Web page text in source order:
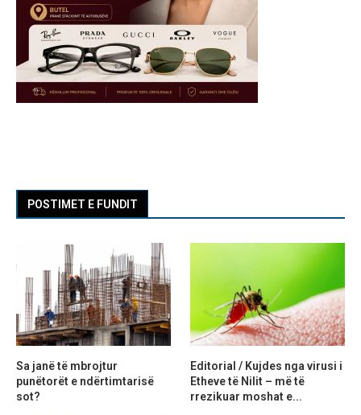
POSTIMET E FUNDIT
Sa janë të mbrojtur
punëtorët e ndërtimtarisë
sot?
Editorial / Kujdes nga virusi i
Etheve të Nilit – më të
rrezikuar moshat e...